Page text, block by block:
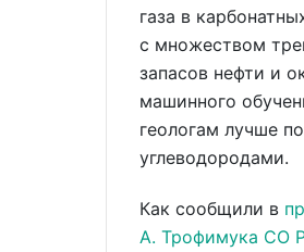
газа в
с множеством
запасов нефти и
машинного
геологам лучше
углеводородами.
Как сообщили в
А. Трофимука СО